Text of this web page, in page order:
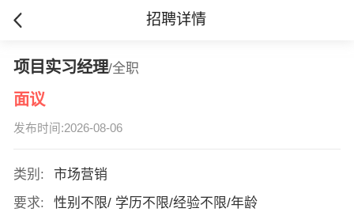
招聘详情
项目实习经理/全职
面议
发布时间:2026-08-06
类别:
市场营销
要求:
性别不限/ 学历不限/经验不限/年龄